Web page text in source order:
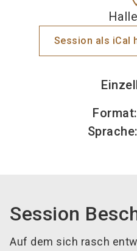
Session als iCal
Format:
Sprache:
Session
Auf dem sich rasch